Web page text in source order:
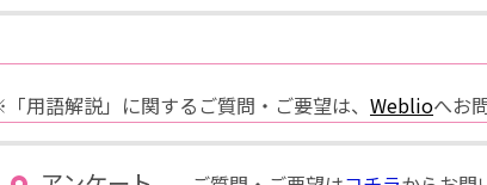
用語解説」に関するご質問・ご要望は、 Weblioへお